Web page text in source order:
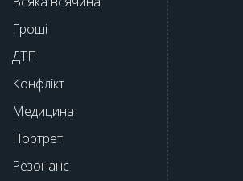
Гроші
ДТП
Конфлікт
Медицина
Портрет
Резонанс